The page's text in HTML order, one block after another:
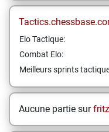
Elo Tactique:
Combat Elo:
Meilleurs sprints
Aucune partie sur